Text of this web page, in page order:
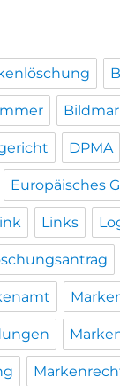
DPMA
Europäisches
Links